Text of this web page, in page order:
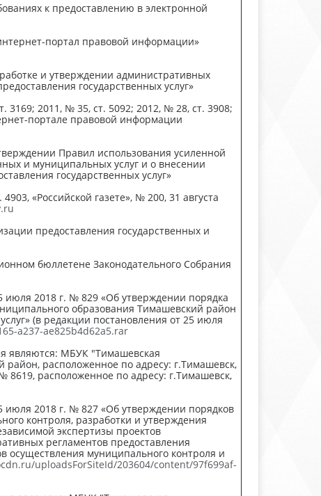
к предоставлению в электронной
портал правовой информации»
и утверждении административных
государственных услуг»
3169; 2011, № 35, ст. 5092; 2012, № 28, ст. 3908;
портале правовой информации
Правил использования усиленной
и муниципальных услуг и о внесении
государственных услуг»
«Российской газете», № 200, 31 августа
предоставления государственных и
бюллетене Законодательного Собрания
2018 г. № 829 «Об утверждении порядка
образования Тимашевский район
(в редакции постановления от 25 июля
a237-ae825b4d62a5.rar
являются: МБУК "Тимашевская
расположенное по адресу: г.Тимашевск,
8619, расположенное по адресу: г.Тимашевск,
2018 г. № 827 «Об утверждении порядков
контроля, разработки и утверждения
экспертизы проектов
регламентов предоставления
осуществления муниципального контроля и
uploadsForSiteId/203604/content/97f699af-